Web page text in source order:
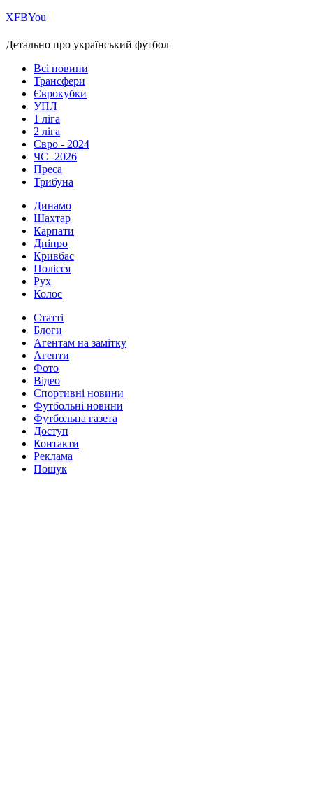
ХFBYou
Детально про український футбол
Всі новини
Трансфери
Єврокубки
УПЛ
1 ліга
2 ліга
Євро - 2024
ЧС -2026
Преса
Трибуна
Динамо
Шахтар
Карпати
Дніпро
Кривбас
Полісся
Рух
Колос
Статті
Блоги
Агентам на замітку
Агенти
Фото
Відео
Спортивні новини
Футбольні новини
Футбольна газета
Доступ
Контакти
Реклама
Пошук